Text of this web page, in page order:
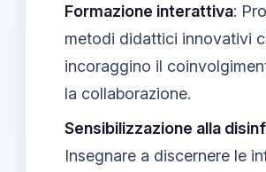
Formazione interattiva:
metodi didattici innovativi
incoraggino il
la collaborazione.
Sensibilizzazione alla
Insegnare a discernere le